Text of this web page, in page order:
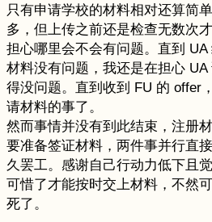
只有申请学校的材料相对还算简
多，但上传之前还是检查无数次
担心哪里会不会有问题。直到
材料没有问题，我还是在担心
得没问题。直到收到 FU 的 offer
请材料的事了。
然而事情并没有到此结束，注册
要准备签证材料，两件事并行直
久罢工。感谢自己行动力低下且
可惜了才能按时交上材料，不然
死了。